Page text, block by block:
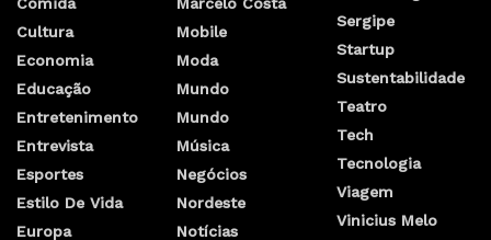
Comida
Cultura
Economia
Educação
Entretenimento
Entrevista
Esportes
Estilo De Vida
Europa
Marcelo Costa
Mobile
Moda
Mundo
Mundo
Música
Negócios
Nordeste
Notícias
Sergipe
Startup
Sustentabilidade
Teatro
Tech
Tecnologia
Viagem
Vinicius Melo